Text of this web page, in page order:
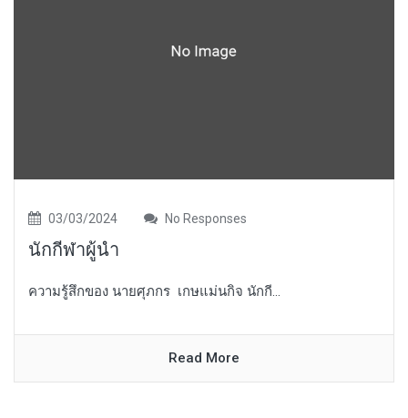
03/03/2024 No Responses
นักกีฬาผู้นำ
ความรู้สึกของ นายศุภกร เกษแม่นกิจ นักกี...
Read More